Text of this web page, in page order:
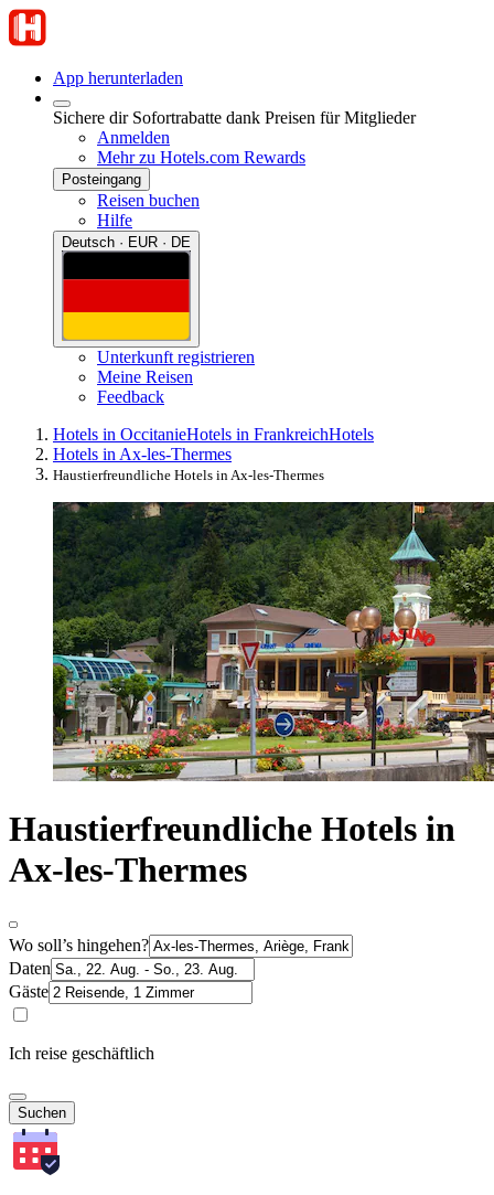
App herunterladen
Sichere dir Sofortrabatte dank Preisen für Mitglieder
Anmelden
Mehr zu Hotels.com Rewards
Posteingang
Reisen buchen
Hilfe
Deutsch · EUR · DE
Unterkunft registrieren
Meine Reisen
Feedback
Hotels in OccitanieHotels in FrankreichHotels
Hotels in Ax-les-Thermes
Haustierfreundliche Hotels in Ax-les-Thermes
Haustierfreundliche Hotels in
Ax-les-Thermes
Wo soll’s hingehen?
Daten
Gäste
Ich reise geschäftlich
Suchen